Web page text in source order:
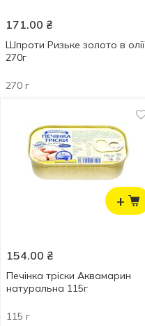
171.00 ₴
Шпроти Ризьке золото в олії
270г
270 г
+
154.00 ₴
Печінка тріски Аквамарин
натуральна 115г
115 г